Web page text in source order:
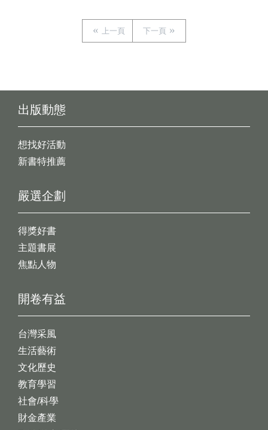
上一頁 下一頁
出版動態
想找好活動
新書特推薦
開卷有益
台灣采風
生活藝術
文化歷史
教育學習
社會/科學
財金產業
嚴選企劃
得獎好書
主題書展
焦點人物